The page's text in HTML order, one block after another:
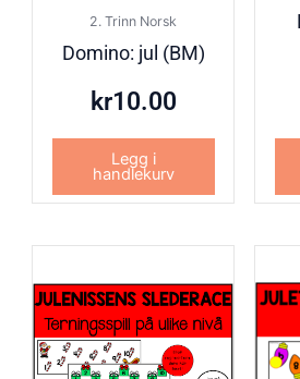
2. Trinn Norsk
Domino: jul (BM)
kr10.00
Legg i
handlekurv